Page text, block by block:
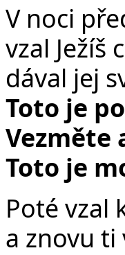
V noci
vzal Ježíš
dával jej
Toto je
Vezměte
Toto je
Poté vzal
a znovu ti